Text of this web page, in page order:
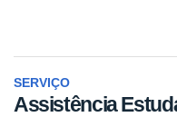
SERVIÇO
Assistência